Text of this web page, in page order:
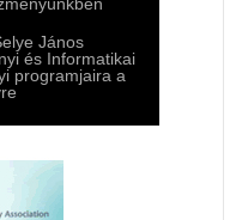
János
és Informatikai
programjaira a